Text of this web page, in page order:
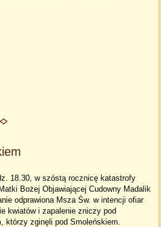
18.30, w szóstą rocznicę katastrofy
Bożej Objawiającej Cudowny Madalik
odprawiona Msza Św. w intencji ofiar
kwiatów i zapalenie zniczy pod
którzy zginęli pod Smoleńskiem.